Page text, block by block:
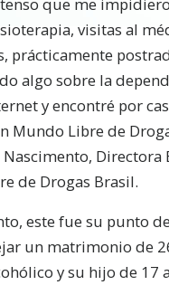
que me
visitas al
prácticamente
algo sobre la
y encontré por
Mundo Libre de
Nascimento, Directora
de Drogas Brasil.
este fue su punto
un matrimonio de
y su hijo de 17